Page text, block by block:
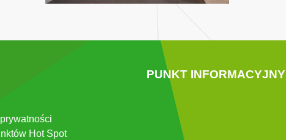
Hot Spot
PUNKT INFORMACYJNY